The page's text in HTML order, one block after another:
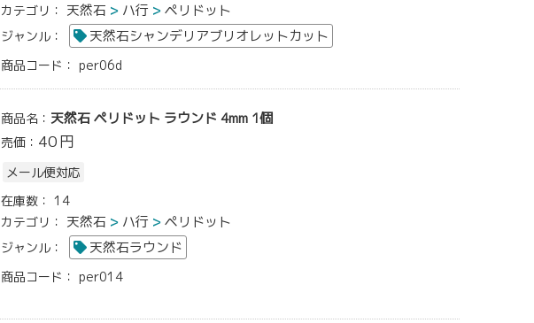
カテゴリ： 天然石 ハ行 ペリドット
ジャンル： 天然石シャンデリアブリオレットカット
商品コード： per06d
商品名： 天然石 ペリドット ラウンド 4mm 1個
売価： 40円
メール便対応
在庫数： 14
カテゴリ： 天然石 ハ行 ペリドット
ジャンル： 天然石ラウンド
商品コード： per014